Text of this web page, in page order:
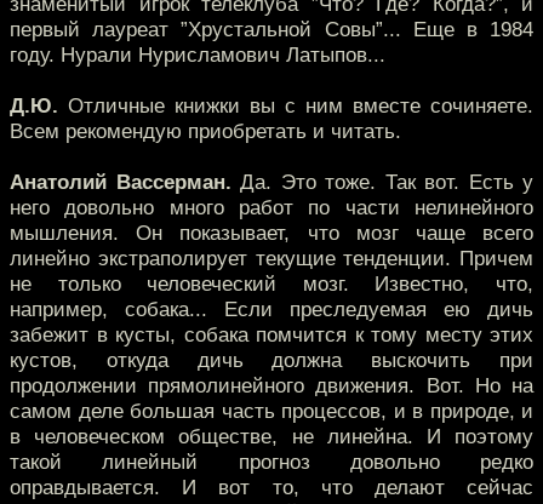
первый лауреат ”Хрустальной Совы”... Еще в 1984
году. Нурали Нурисламович Латыпов...
Д.Ю. Отличные книжки вы с ним вместе сочиняете.
Всем рекомендую приобретать и читать.
Анатолий Вассерман. Да. Это тоже. Так вот. Есть у
него довольно много работ по части нелинейного
мышления. Он показывает, что мозг чаще всего
линейно экстраполирует текущие тенденции. Причем
не только человеческий мозг. Известно, что,
например, собака... Если преследуемая ею дичь
забежит в кусты, собака помчится к тому месту этих
кустов, откуда дичь должна выскочить при
продолжении прямолинейного движения. Вот. Но на
самом деле большая часть процессов, и в природе, и
в человеческом обществе, не линейна. И поэтому
такой линейный прогноз довольно редко
оправдывается. И вот то, что делают сейчас